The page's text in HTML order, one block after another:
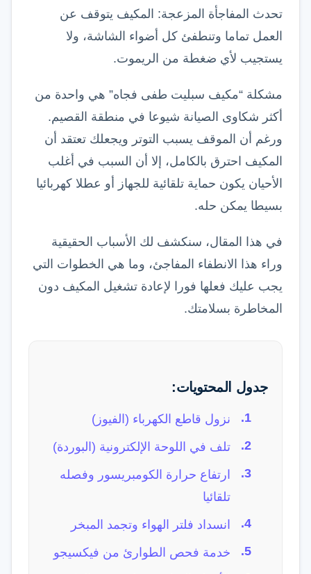
تحدث المفاجأة المزعجة: المكيف يتوقف عن
العمل تماما وتنطفئ كل أضواء الشاشة، ولا
يستجيب لأي ضغطة من الريموت.
مشكلة “مكيف سبليت طفى فجاه” هي واحدة من
أكثر شكاوى الصيانة شيوعا في منطقة القصيم.
ورغم أن الموقف يسبب التوتر ويجعلك تعتقد أن
المكيف احترق بالكامل، إلا أن السبب في أغلب
الأحيان يكون حماية تلقائية للجهاز أو عطلا كهربائيا
بسيطا يمكن حله.
في هذا المقال، سنكشف لك الأسباب الحقيقية
وراء هذا الانطفاء المفاجئ، وما هي الخطوات التي
يجب عليك فعلها فورا لإعادة تشغيل المكيف دون
المخاطرة بسلامتك.
جدول المحتويات:
نزول قاطع الكهرباء (الفيوز)
تلف في اللوحة الإلكترونية (البوردة)
ارتفاع حرارة الكومبريسور وفصله
تلقائيا
انسداد فلتر الهواء وتجمد المبخر
خدمة فحص الطوارئ من فيكسيجو